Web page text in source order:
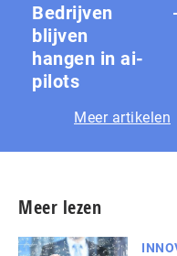
Bedrijven
blijven
hangen in ai-
pilots
Meer artikelen
Meer lezen